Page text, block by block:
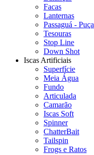
Facas
Lanternas
Passaguá - Puça
Tesouras
Stop Line
Down Shot
Iscas Artificiais
Superfície
Meia Água
Fundo
Articulada
Camarão
Iscas Soft
Spinner
ChatterBait
Tailspin
Frogs e Ratos